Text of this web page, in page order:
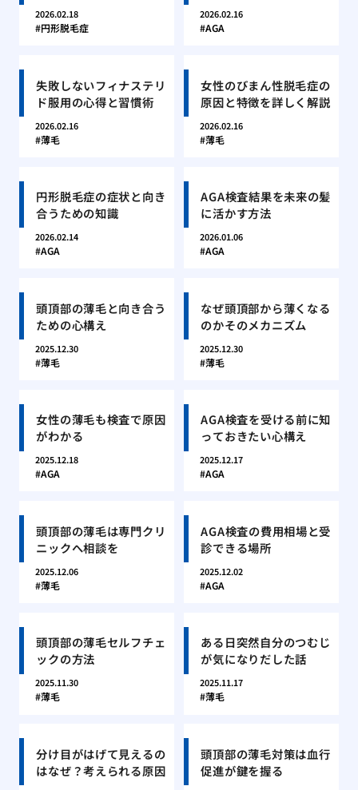
2026.02.18
円形脱毛症
2026.02.16
AGA
失敗しないフィナステリ
ド服用の心得と習慣術
2026.02.16
薄毛
女性のびまん性脱毛症の
原因と特徴を詳しく解説
2026.02.16
薄毛
円形脱毛症の症状と向き
合うための知識
2026.02.14
AGA
AGA検査結果を未来の髪
に活かす方法
2026.01.06
AGA
頭頂部の薄毛と向き合う
ための心構え
2025.12.30
薄毛
なぜ頭頂部から薄くなる
のかそのメカニズム
2025.12.30
薄毛
女性の薄毛も検査で原因
がわかる
2025.12.18
AGA
AGA検査を受ける前に知
っておきたい心構え
2025.12.17
AGA
頭頂部の薄毛は専門クリ
ニックへ相談を
2025.12.06
薄毛
AGA検査の費用相場と受
診できる場所
2025.12.02
AGA
頭頂部の薄毛セルフチェ
ックの方法
2025.11.30
薄毛
ある日突然自分のつむじ
が気になりだした話
2025.11.17
薄毛
分け目がはげて見えるの
はなぜ？考えられる原因
頭頂部の薄毛対策は血行
促進が鍵を握る